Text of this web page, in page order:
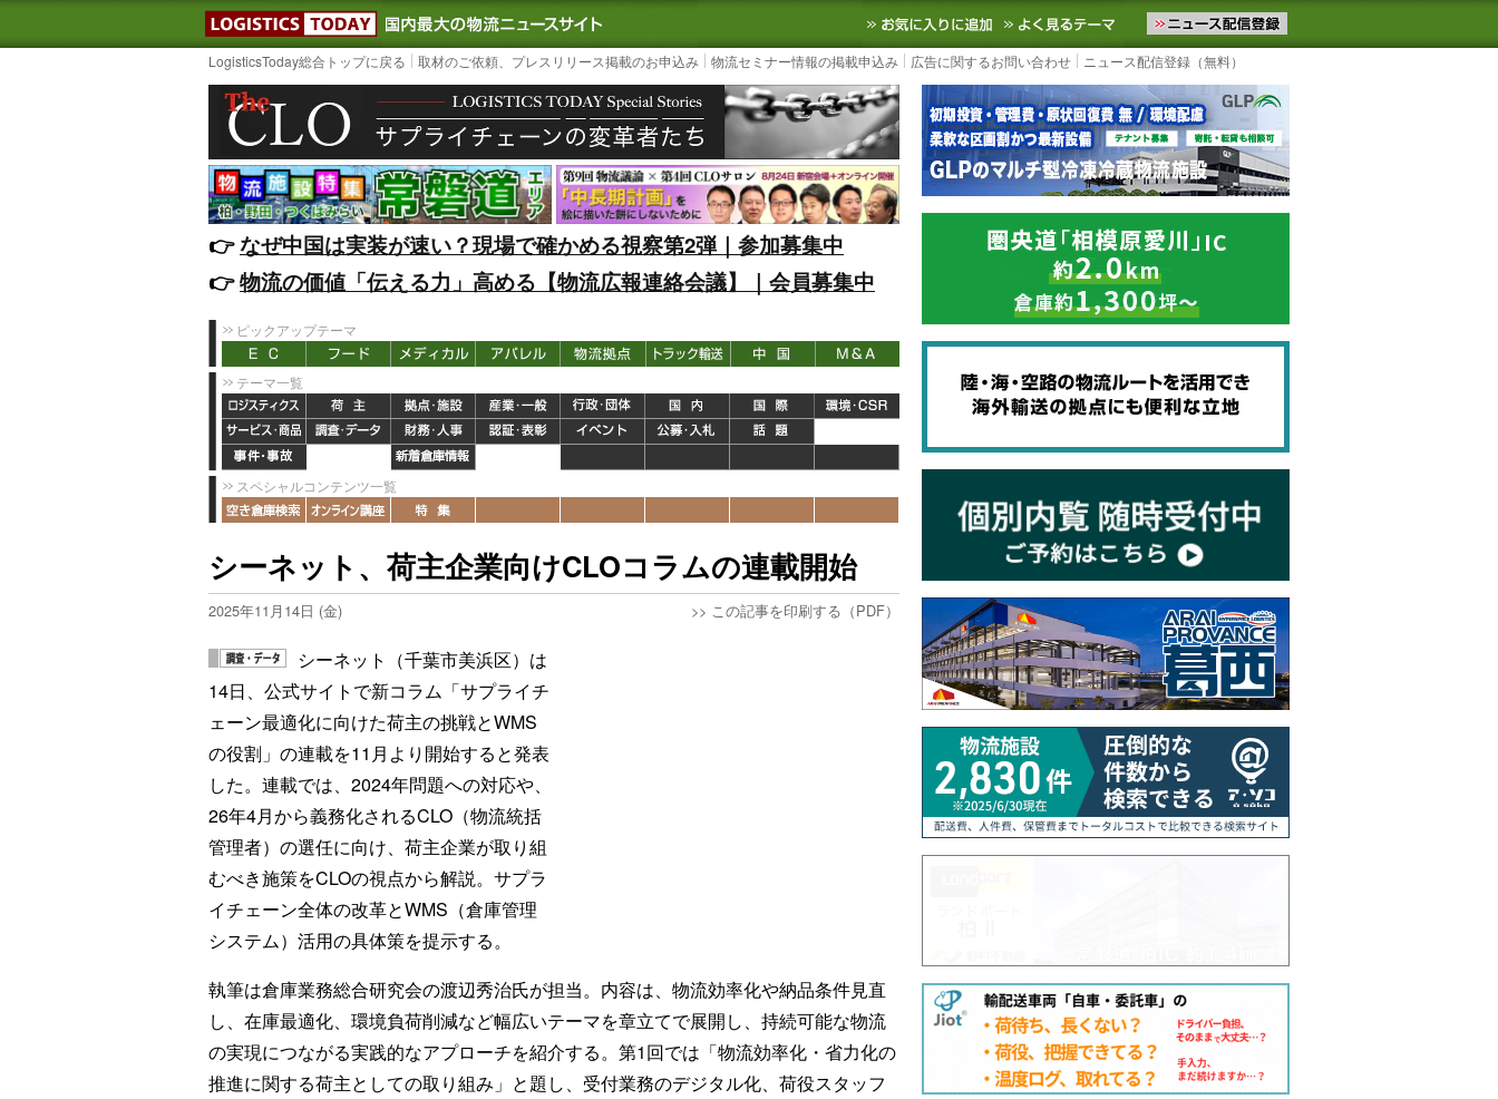
LOGISTICS TODAY｜国内最大の物流ニュースサイト3PL, SCMなど国内外の最新の物流ニュースをお届けします。物流ニュースメール配信を登録す
お気に入りに追加 よく見るテーマ
LogisticsToday総合トップに戻る 取材のご依頼、プレスリリース掲載のお申込み 物流セミナー情報の掲載申込み 広告に関するお問い合わせ ニュース配信登録（無料）
👉️なぜ中国は実装が速い？現場で確かめる視察第2弾｜参加募集中
👉️物流の価値「伝える力」高める【物流広報連絡会議】｜会員募集中
ピックアップテーマ
テーマ一覧
スペシャルコンテンツ一覧
シーネット、荷主企業向けCLOコラムの連載開始
2025年11月14日 (金) >> この記事を印刷する（PDF）
シーネット（千葉市美浜区）は
14日、公式サイトで新コラム「サプライチ
ェーン最適化に向けた荷主の挑戦とWMS
の役割」の連載を11月より開始すると発表
した。連載では、2024年問題への対応や、
26年4月から義務化されるCLO（物流統括
管理者）の選任に向け、荷主企業が取り組
むべき施策をCLOの視点から解説。サプラ
イチェーン全体の改革とWMS（倉庫管理
システム）活用の具体策を提示する。
執筆は倉庫業務総合研究会の渡辺秀治氏が担当。内容は、物流効率化や納品条件見直
し、在庫最適化、環境負荷削減など幅広いテーマを章立てで展開し、持続可能な物流
の実現につながる実践的なアプローチを紹介する。第1回では「物流効率化・省力化の
推進に関する荷主としての取り組み」と題し、受付業務のデジタル化、荷役スタッフ